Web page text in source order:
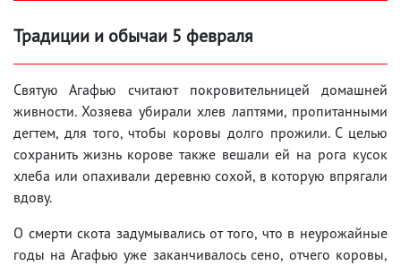
Традиции и обычаи 5 февраля
Святую Агафью считают покровительницей домашней
живности. Хозяева убирали хлев лаптями, пропитанными
дегтем, для того, чтобы коровы долго прожили. С целью
сохранить жизнь корове также вешали ей на рога кусок
хлеба или опахивали деревню сохой, в которую впрягали
вдову.
О смерти скота задумывались от того, что в неурожайные
годы на Агафью уже заканчивалось сено, отчего коровы,